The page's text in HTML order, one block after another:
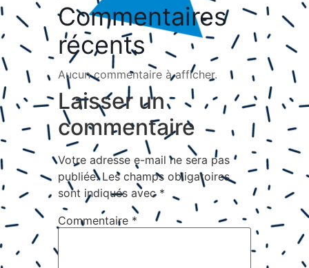
Commentaires
récents
Aucun commentaire à afficher.
Laisser un
commentaire
Votre adresse e-mail ne sera pas
publiée. Les champs obligatoires
sont indiqués avec *
Commentaire *